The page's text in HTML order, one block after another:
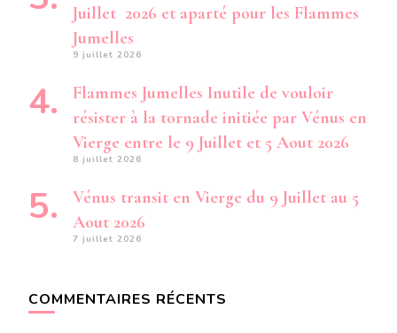
Juillet 2026 et aparté pour les Flammes
Jumelles
9 juillet 2026
Flammes Jumelles Inutile de vouloir
résister à la tornade initiée par Vénus en
Vierge entre le 9 Juillet et 5 Aout 2026
8 juillet 2026
Vénus transit en Vierge du 9 Juillet au 5
Aout 2026
7 juillet 2026
COMMENTAIRES RÉCENTS